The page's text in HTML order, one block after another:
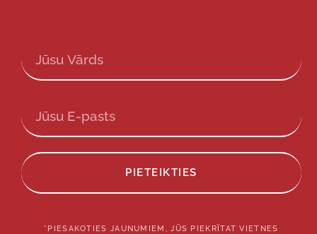
PIETEIKTIES
*PIESAKOTIES JAUNUMIEM, JŪS PIEKRĪTAT VIETNES